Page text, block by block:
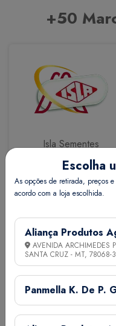
+50
Isla Sementes
Calbos
Escolha
As opções de retirada, preços
acordo com a loja escolhida.
Aliança Produtos
AVENIDA ARCHIMEDES
SANTA CRUZ - MT, 78068-
Panmella K. De P.